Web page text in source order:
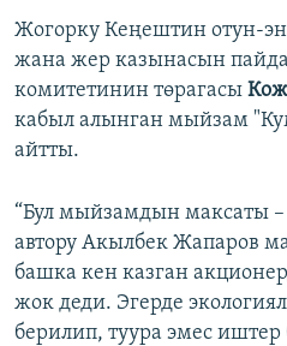
Жогорку Кеңештин отун-
жана жер казынасын
комитетинин төрагасы
кабыл алынган мыйзам
айтты.
“Бул мыйзамдын максаты
автору Акылбек Жапаров
башка кен казган
жок деди. Эгерде
берилип, туура эмес